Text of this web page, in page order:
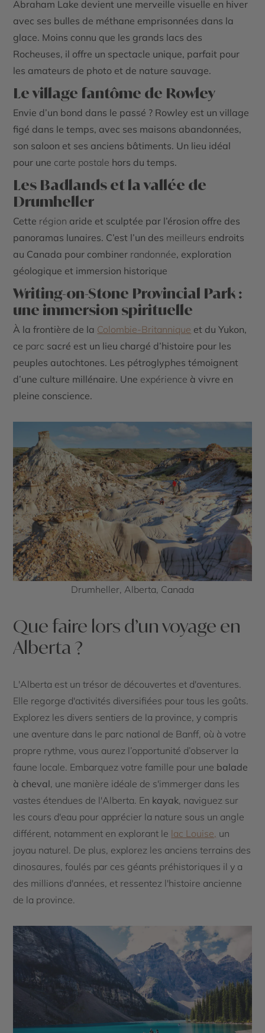
Abraham Lake devient une merveille visuelle en hiver
avec ses bulles de méthane emprisonnées dans la
glace. Moins connu que les grands lacs des
Rocheuses, il offre un spectacle unique, parfait pour
les amateurs de photo et de nature sauvage.
Le village fantôme de Rowley
Envie d’un bond dans le passé ? Rowley est un village
figé dans le temps, avec ses maisons abandonnées,
son saloon et ses anciens bâtiments. Un lieu idéal
pour une carte postale hors du temps.
Les Badlands et la vallée de
Drumheller
Cette région aride et sculptée par l’érosion offre des
panoramas lunaires. C’est l’un des meilleurs endroits
au Canada pour combiner randonnée, exploration
géologique et immersion historique
Writing-on-Stone Provincial Park :
une immersion spirituelle
À la frontière de la Colombie-Britannique et duYukon,
ce parc sacré est un lieu chargé d’histoire pour les
peuples autochtones. Les pétroglyphes témoignent
d’une culture millénaire. Une expérience à vivre en
pleine conscience.
Drumheller, Alberta, Canada
Que faire lors d’un voyage en
Alberta ?
L'Alberta est un trésor de découvertes et d'aventures.
Elle regorge d'activités diversifiées pour tous les goûts.
Explorez les divers sentiers de la province, y compris
une aventure dans le parc national de Banff, où à votre
propre rythme, vous aurez l’opportunité d’observer la
faune locale. Embarquez votre famille pour une balade
à cheval, une manière idéale de s'immerger dans les
vastes étendues de l'Alberta. En kayak, naviguez sur
les cours d'eau pour apprécier la nature sous un angle
différent, notamment en explorant le lac Louise, un
joyau naturel. De plus, explorez les anciens terrains des
dinosaures, foulés par ces géants préhistoriques il y a
des millions d'années, et ressentez l'histoire ancienne
de la province.